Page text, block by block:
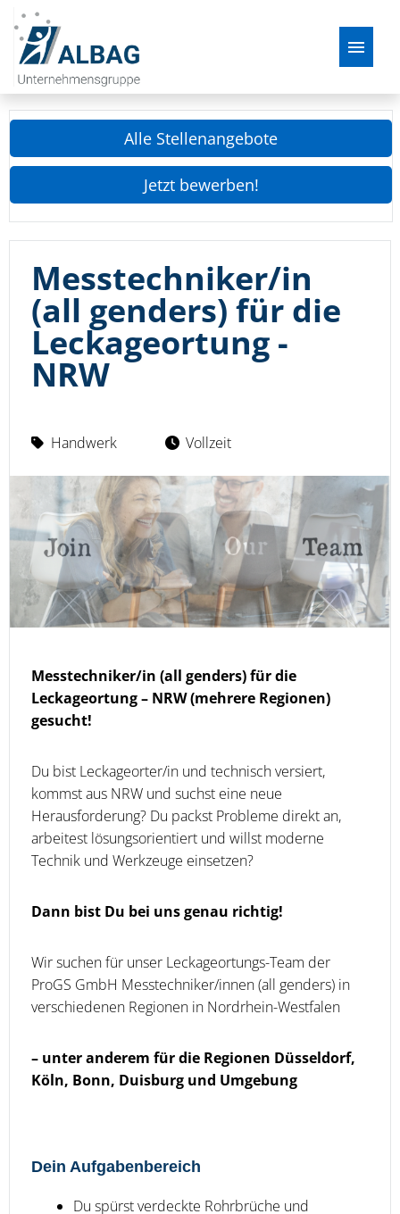
Deutsch
Stellenangebote
Über uns
Der Bewerbungsprozess
FAQ
Alle Stellenangebote
Jetzt bewerben!
Messtechniker/in
(all genders) für die
Leckageortung -
NRW
Handwerk Vollzeit
Messtechniker/in (all genders) für die
Leckageortung – NRW (mehrere Regionen)
gesucht!
Du bist Leckageorter/in und technisch versiert,
kommst aus NRW und suchst eine neue
Herausforderung? Du packst Probleme direkt an,
arbeitest lösungsorientiert und willst moderne
Technik und Werkzeuge einsetzen?
Dann bist Du bei uns genau richtig!
Wir suchen für unser Leckageortungs-Team der
ProGS GmbH Messtechniker/innen (all genders) in
verschiedenen Regionen in Nordrhein-Westfalen
– unter anderem für die Regionen Düsseldorf,
Köln, Bonn, Duisburg und Umgebung
Dein Aufgabenbereich
Du spürst verdeckte Rohrbrüche und